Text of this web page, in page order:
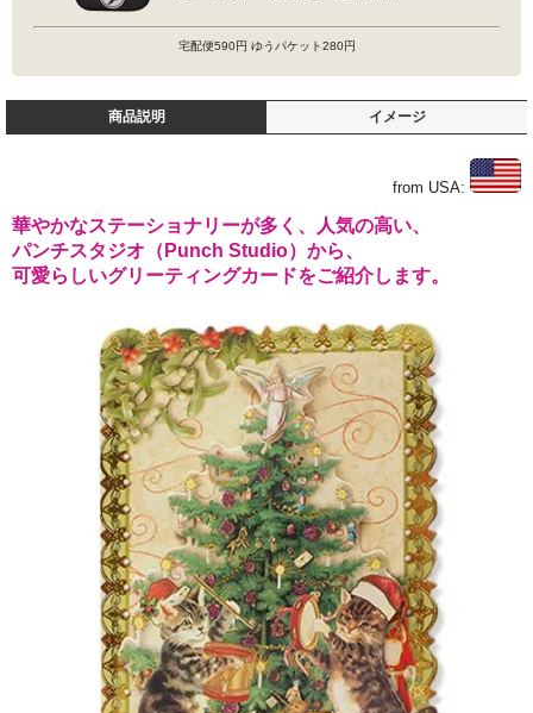
宅配便590円 ゆうパケット280円
商品説明 イメージ
from USA:
華やかなステーショナリーが多く、人気の高い、
パンチスタジオ（Punch Studio）から、
可愛らしいグリーティングカードをご紹介します。